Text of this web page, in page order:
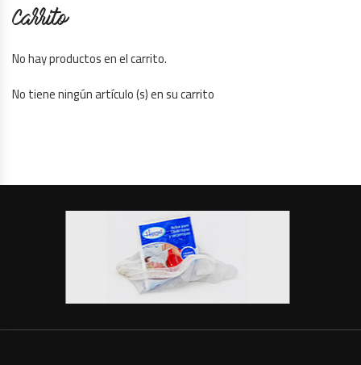
Carrito
No hay productos en el carrito.
No tiene ningún artículo (s) en su carrito